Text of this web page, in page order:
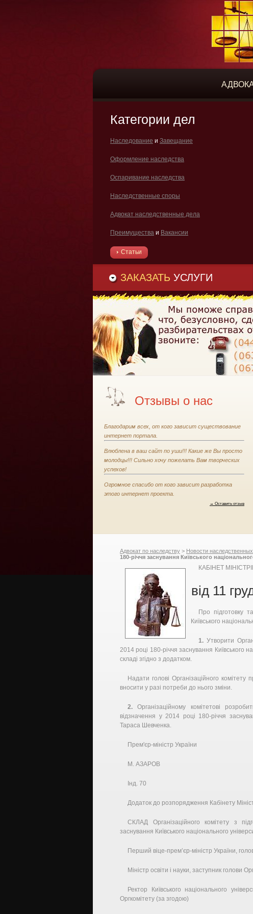
Категории дел
Наследование и Завещание
Оформление наследства
Оспаривание наследства
Наследственные споры
Адвокат наследственные дела
Преимущества и Вакансии
Статьи
ЗАКАЗАТЬ УСЛУГИ
Отзывы о нас
Благодарим всех, от кого зависит существование
интернет портала.
Влюблена в ваш сайт по уши!!! Какие же Вы просто
молодцы!!! Сильно хочу пожелать Вам творческих
успехов!
Огромное спасибо от кого зависит разработка
этого интернет проекта.
→ Оставить отзыв
Адвокат по наследству > Новости
180-річчя заснування Київського
КАБІНЕТ
від 11
Про підготовку
Київського
1. Утворити
2014 році 180-річчя заснування Київського
складі згідно з додатком.
Надати голові Організаційного
вносити у разі потреби до нього зміни.
2. Організаційному комітетові
відзначення у 2014 році 180-річчя
Тараса Шевченка.
Прем'єр-міністр України
М. АЗАРОВ
Інд. 70
Додаток до розпорядження Кабінету
СКЛАД Організаційного комітету з
заснування Київського національного
Перший віце-прем’єр-міністр України,
Міністр освіти і науки, заступник голови
Ректор Київського національного
Оргкомітету (за згодою)